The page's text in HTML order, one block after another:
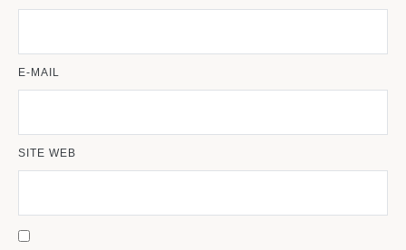
E-MAIL
SITE WEB